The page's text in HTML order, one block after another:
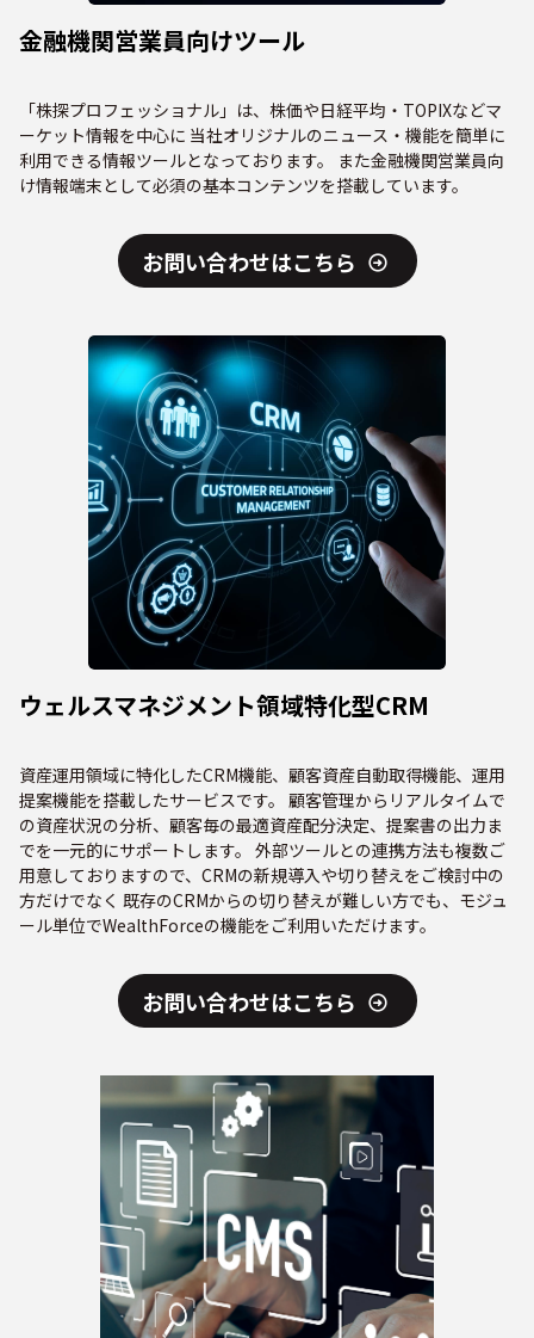
金融機関営業員向けツール
「株探プロフェッショナル」は、株価や日経平均・TOPIXなどマ
ーケット情報を中心に 当社オリジナルのニュース・機能を簡単に
利用できる情報ツールとなっております。 また金融機関営業員向
け情報端末として必須の基本コンテンツを搭載しています。
お問い合わせはこちら
ウェルスマネジメント領域特化型CRM
資産運用領域に特化したCRM機能、顧客資産自動取得機能、運用
提案機能を搭載したサービスです。 顧客管理からリアルタイムで
の資産状況の分析、顧客毎の最適資産配分決定、提案書の出力ま
でを一元的にサポートします。 外部ツールとの連携方法も複数ご
用意しておりますので、CRMの新規導入や切り替えをご検討中の
方だけでなく 既存のCRMからの切り替えが難しい方でも、モジュ
ール単位でWealthForceの機能をご利用いただけます。
お問い合わせはこちら